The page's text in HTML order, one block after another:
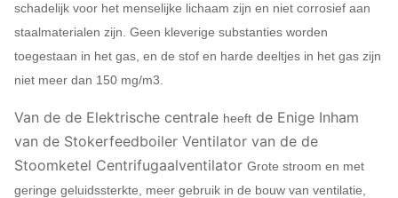
schadelijk voor het menselijke lichaam zijn en niet corrosief aan
staalmaterialen zijn. Geen kleverige substanties worden
toegestaan in het gas, en de stof en harde deeltjes in het gas zijn
niet meer dan 150 mg/m3.
Van de de Elektrische centrale heeft de Enige Inham
van de Stokerfeedboiler Ventilator van de de
Stoomketel Centrifugaalventilator Grote stroom en met
geringe geluidssterkte, meer gebruik in de bouw van ventilatie,